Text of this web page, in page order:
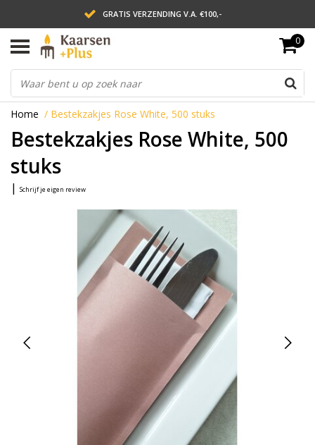
GRATIS VERZENDING V.A. €100,-
LEVERING BINNEN 2 WERKDAGEN
ACHTERAF BETALEN VIA AFTERPAY
0
Home / Bestekzakjes Rose White, 500 stuks
Bestekzakjes Rose White, 500
stuks
| Schrijf je eigen review